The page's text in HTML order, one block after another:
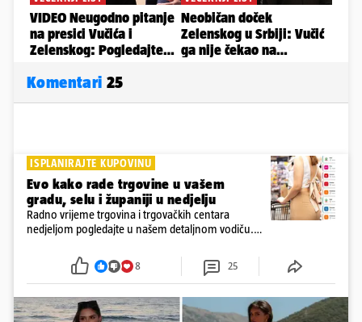
Komentari 25
ISPLANIRAJTE KUPOVINU
Evo kako rade trgovine u vašem
gradu, selu i županiji u nedjelju
Radno vrijeme trgovina i trgovačkih centara
nedjeljom pogledajte u našem detaljnom vodiču.
i šoping centri sami biraju koje će to nedjelje biti
8 25